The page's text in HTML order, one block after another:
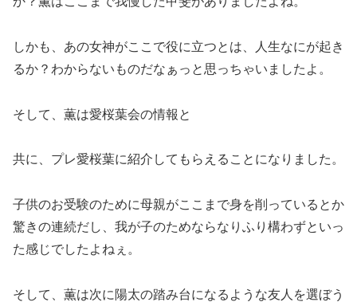
しかも、あの女神がここで役に立つとは、人生なにが起き
るか？わからないものだなぁっと思っちゃいましたよ。
そして、薫は愛桜葉会の情報と
共に、プレ愛桜葉に紹介してもらえることになりました。
子供のお受験のために母親がここまで身を削っているとか
驚きの連続だし、我が子のためならなりふり構わずといっ
た感じでしたよねぇ。
そして、薫は次に陽太の踏み台になるような友人を選ぼう